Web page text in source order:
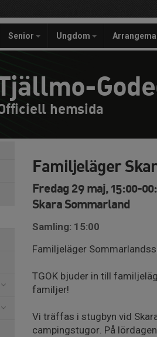
Senior Ungdom
hemsida
Familjeläger
Fredag 29 maj, 15:00-
Skara Sommarland
Samling: 15:00
Familjeläger
TGOK bjuder in till
familjer!
Vi träffas i stugbyn vid
campingstugor. På